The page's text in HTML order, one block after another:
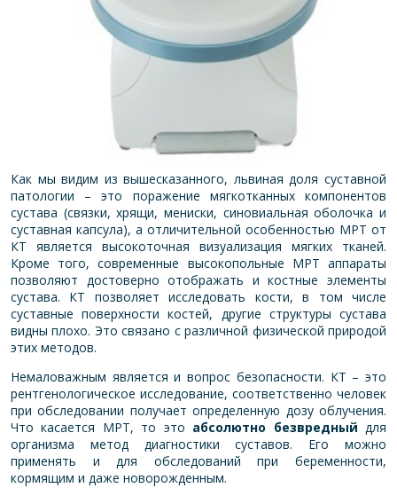
Как мы видим из вышесказанного, львиная доля суставной
патологии – это поражение мягкотканных компонентов
сустава (связки, хрящи, мениски, синовиальная оболочка и
суставная капсула), а отличительной особенностью МРТ от
КТ является высокоточная визуализация мягких тканей.
Кроме того, современные высокопольные МРТ аппараты
позволяют достоверно отображать и костные элементы
сустава. КТ позволяет исследовать кости, в том числе
суставные поверхности костей, другие структуры сустава
видны плохо. Это связано с различной физической природой
этих методов.
Немаловажным является и вопрос безопасности. КТ – это
рентгенологическое исследование, соответственно человек
при обследовании получает определенную дозу облучения.
Что касается МРТ, то это абсолютно безвредный для
организма метод диагностики суставов. Его можно
применять и для обследований при беременности,
кормящим и даже новорожденным.